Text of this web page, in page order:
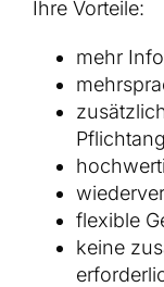
Ihre Vorteile:
mehr
flexible
keine